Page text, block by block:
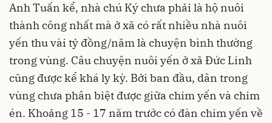
Anh Tuấn kể, nhà chú Ký chưa phải là hộ nuôi
thành công nhất mà ở xã có rất nhiều nhà nuôi
yến thu vài tỷ đồng/năm là chuyện bình thường
trong vùng. Câu chuyện nuôi yến ở xã Đức Linh
cũng được kể khá ly kỳ. Bởi ban đầu, dân trong
vùng chưa phân biệt được giữa chim yến và chim
én. Khoảng 15 - 17 năm trước có đàn chim yến về